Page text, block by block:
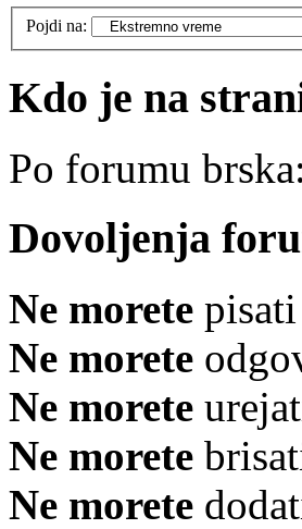
Pojdi na:
Kdo je na
Po forumu
Dovoljenja
Ne morete
Ne morete
Ne morete
Ne morete
Ne morete